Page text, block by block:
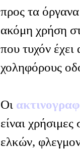
προς τα όργανα
ακόμη χρήση
που τυχόν έχει
χοληφόρους
Οι
είναι
ελκών,